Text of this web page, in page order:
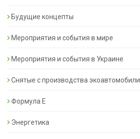
Будущие концепты
Мероприятия и события в мире
Мероприятия и события в Украине
Снятые с производства экоавтомобили
Формула Е
Энергетика